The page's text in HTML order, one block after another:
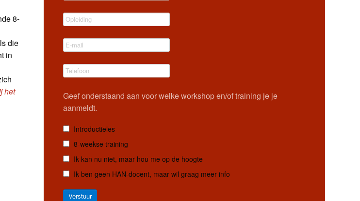
8-
die
in
het
Geef onderstaand aan voor welke workshop en/of training je je
aanmeldt.
Introductieles
8-weekse training
Ik kan nu niet, maar hou me op de hoogte
Ik ben geen HAN-docent, maar wil graag meer info
Verstuur